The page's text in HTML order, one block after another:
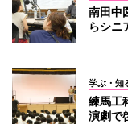
南田中
らシニ
学ぶ・知
練馬工
演劇で